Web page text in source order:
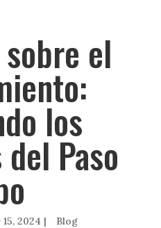
el
los
Paso
2024 |
Blog